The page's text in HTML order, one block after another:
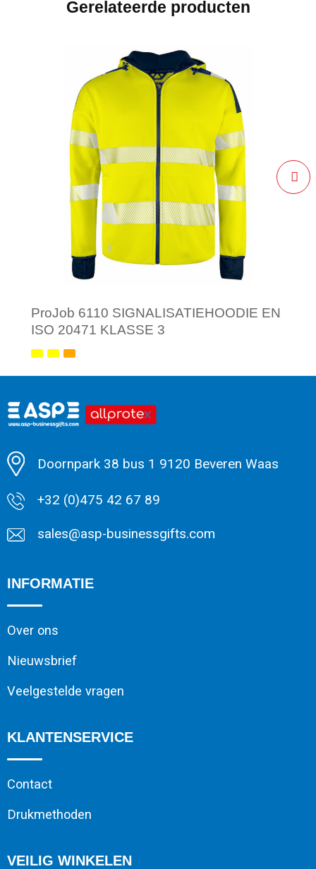
Gerelateerde producten
ProJob 6110 SIGNALISATIEHOODIE EN
ISO 20471 KLASSE 3
Minimale afname: 1
Doornpark 38 bus 1 9120 Beveren Waas
+32 (0)475 42 67 89
sales@asp-businessgifts.com
INFORMATIE
Over ons
Nieuwsbrief
Veelgestelde vragen
KLANTENSERVICE
Contact
Drukmethoden
VEILIG WINKELEN